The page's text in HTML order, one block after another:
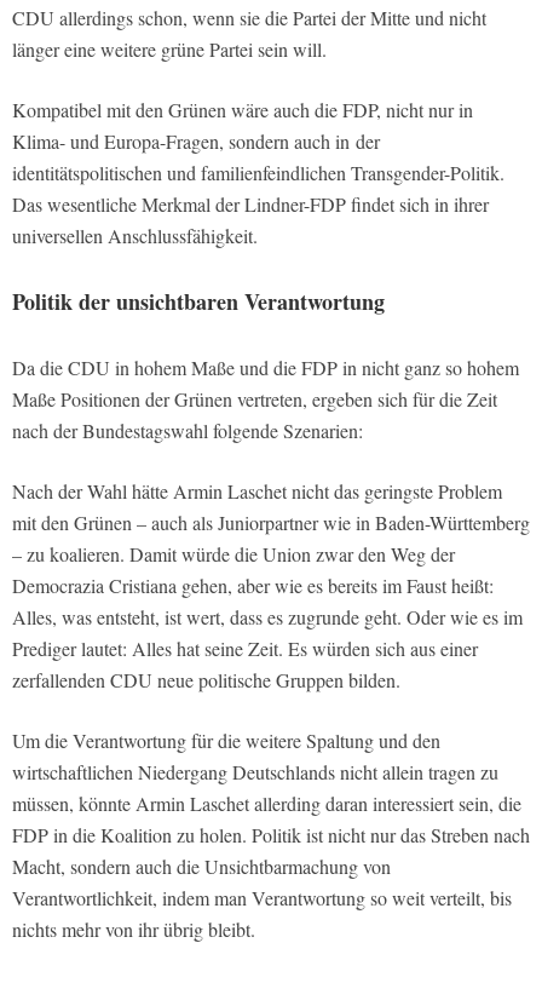
CDU allerdings schon, wenn sie die Partei der Mitte und nicht
länger eine weitere grüne Partei sein will.
Kompatibel mit den Grünen wäre auch die FDP, nicht nur in
Klima- und Europa-Fragen, sondern auch in der
identitätspolitischen und familienfeindlichen Transgender-Politik.
Das wesentliche Merkmal der Lindner-FDP findet sich in ihrer
universellen Anschlussfähigkeit.
Politik der unsichtbaren Verantwortung
Da die CDU in hohem Maße und die FDP in nicht ganz so hohem
Maße Positionen der Grünen vertreten, ergeben sich für die Zeit
nach der Bundestagswahl folgende Szenarien:
Nach der Wahl hätte Armin Laschet nicht das geringste Problem
mit den Grünen – auch als Juniorpartner wie in Baden-Württemberg
– zu koalieren. Damit würde die Union zwar den Weg der
Democrazia Cristiana gehen, aber wie es bereits im Faust heißt:
Alles, was entsteht, ist wert, dass es zugrunde geht. Oder wie es im
Prediger lautet: Alles hat seine Zeit. Es würden sich aus einer
zerfallenden CDU neue politische Gruppen bilden.
Um die Verantwortung für die weitere Spaltung und den
wirtschaftlichen Niedergang Deutschlands nicht allein tragen zu
müssen, könnte Armin Laschet allerding daran interessiert sein, die
FDP in die Koalition zu holen. Politik ist nicht nur das Streben nach
Macht, sondern auch die Unsichtbarmachung von
Verantwortlichkeit, indem man Verantwortung so weit verteilt, bis
nichts mehr von ihr übrig bleibt.